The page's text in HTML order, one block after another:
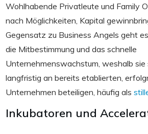
Wohlhabende Privatleute und Family
nach Möglichkeiten, Kapital
Gegensatz zu Business Angels geht
die Mitbestimmung und das schnelle
Unternehmenswachstum, weshalb
langfristig an bereits etablierten,
Unternehmen beteiligen, häufig als
Inkubatoren und